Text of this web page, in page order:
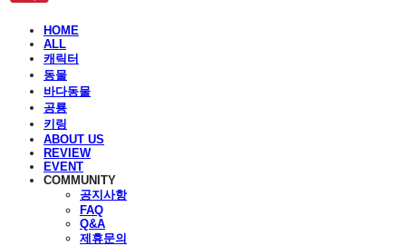
HOME
ALL
캐릭터
동물
바다동물
공룡
키링
ABOUT US
REVIEW
EVENT
COMMUNITY
공지사항
FAQ
Q&A
제휴문의